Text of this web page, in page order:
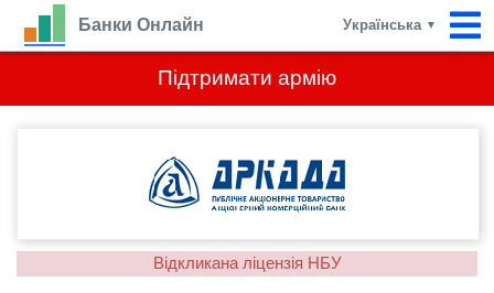
Підтримати армію
Банки Онлайн Українська ▼
Відкликана ліцензія НБУ